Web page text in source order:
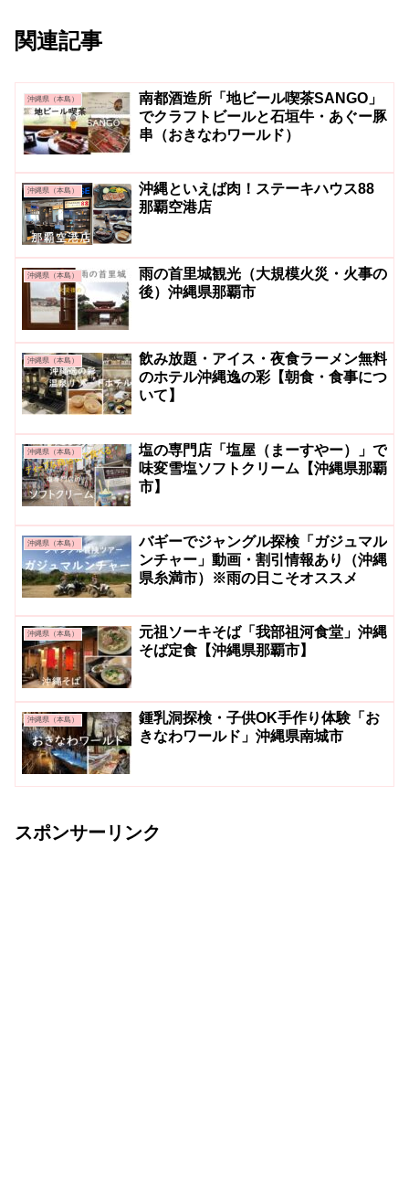
関連記事
沖縄県（本島）
南都酒造所「地ビール喫茶SANGO」
でクラフトビールと石垣牛・あぐー豚
串（おきなわワールド）
沖縄県（本島）
沖縄といえば肉！ステーキハウス88
那覇空港店
沖縄県（本島）
雨の首里城観光（大規模火災・火事の
後）沖縄県那覇市
沖縄県（本島）
飲み放題・アイス・夜食ラーメン無料
のホテル沖縄逸の彩【朝食・食事につ
いて】
沖縄県（本島）
塩の専門店「塩屋（まーすやー）」で
味変雪塩ソフトクリーム【沖縄県那覇
市】
沖縄県（本島）
バギーでジャングル探検「ガジュマル
ンチャー」動画・割引情報あり（沖縄
県糸満市）※雨の日こそオススメ
沖縄県（本島）
元祖ソーキそば「我部祖河食堂」沖縄
そば定食【沖縄県那覇市】
沖縄県（本島）
鍾乳洞探検・子供OK手作り体験「お
きなわワールド」沖縄県南城市
スポンサーリンク